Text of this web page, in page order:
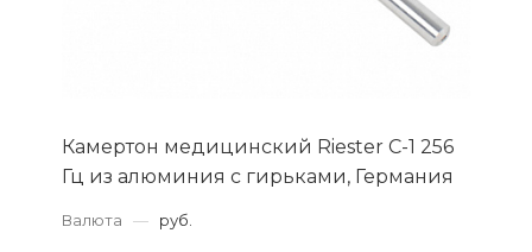
Камертон медицинский Riester С-1 256
Гц из алюминия с гирьками, Германия
Валюта — руб.